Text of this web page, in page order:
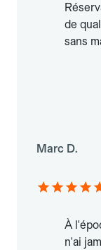
de
sans
Marc D.
À
n'ai